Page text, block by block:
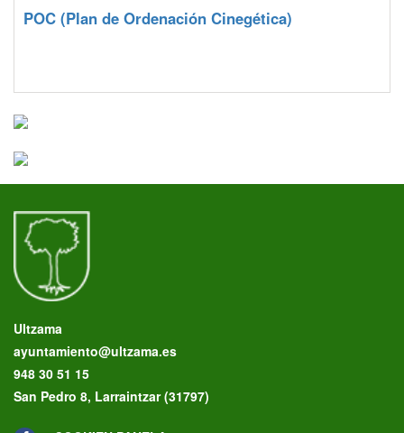
POC (Plan de Ordenación Cinegética)
Ultzama
ayuntamiento@ultzama.es
948 30 51 15
San Pedro 8, Larraintzar (31797)